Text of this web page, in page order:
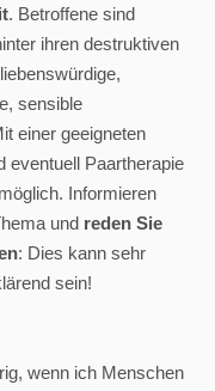
. Betroffene sind
ihren destruktiven
sensible
einer geeigneten
eventuell Paartherapie
Informieren
und reden Sie
: Dies kann sehr
sein!
wenn ich Menschen